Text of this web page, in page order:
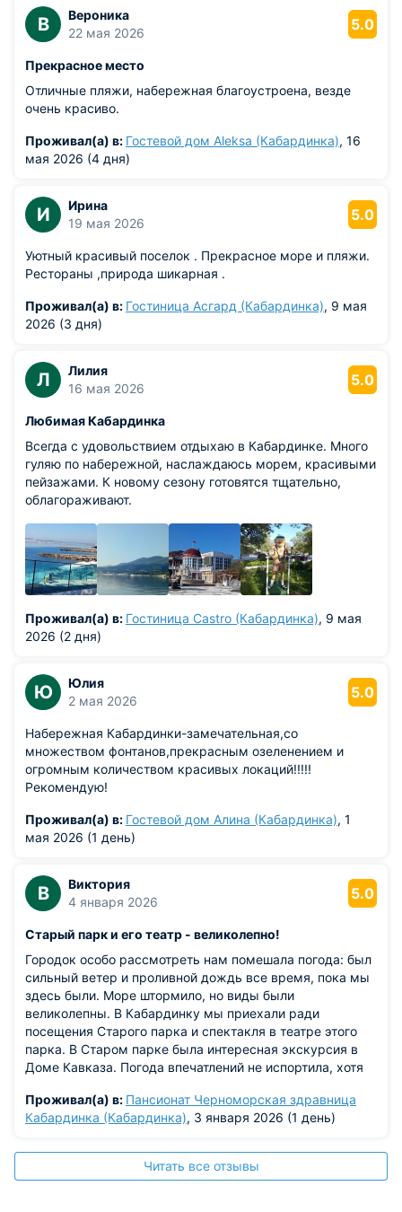
В
Вероника
22 мая 2026
5.0
Прекрасное место
Отличные пляжи, набережная благоустроена, везде
очень красиво.
Проживал(а) в: Гостевой дом Aleksa (Кабардинка), 16
мая 2026 (4 дня)
И
Ирина
19 мая 2026
5.0
Уютный красивый поселок . Прекрасное море и пляжи.
Рестораны ,природа шикарная .
Проживал(а) в: Гостиница Асгард (Кабардинка), 9 мая
2026 (3 дня)
Л
Лилия
16 мая 2026
5.0
Любимая Кабардинка
Всегда с удовольствием отдыхаю в Кабардинке. Много
гуляю по набережной, наслаждаюсь морем, красивыми
пейзажами. К новому сезону готовятся тщательно,
облагораживают.
Проживал(а) в: Гостиница Castro (Кабардинка), 9 мая
2026 (2 дня)
Ю
Юлия
2 мая 2026
5.0
Набережная Кабардинки-замечательная,со
множеством фонтанов,прекрасным озеленением и
огромным количеством красивых локаций!!!!!
Рекомендую!
Проживал(а) в: Гостевой дом Алина (Кабардинка), 1
мая 2026 (1 день)
В
Виктория
4 января 2026
5.0
Старый парк и его театр - великолепно!
Городок особо рассмотреть нам помешала погода: был
сильный ветер и проливной дождь все время, пока мы
здесь были. Море штормило, но виды были
великолепны. В Кабардинку мы приехали ради
посещения Старого парка и спектакля в театре этого
парка. В Старом парке была интересная экскурсия в
Доме Кавказа. Погода впечатлений не испортила, хотя
Проживал(а) в: Пансионат Черноморская здравница
Кабардинка (Кабардинка)
, 3 января 2026 (1 день)
Читать все отзывы